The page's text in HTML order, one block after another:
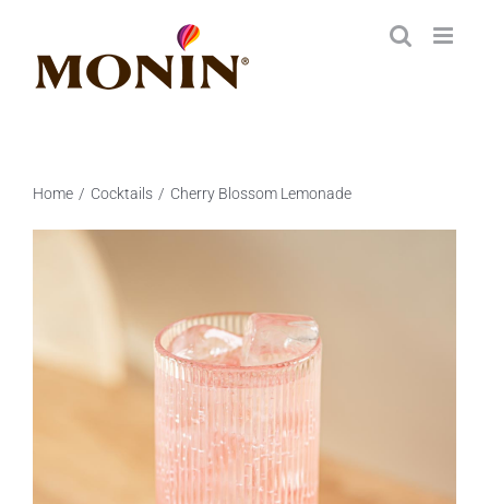
Inhalt
springen
Home Cocktails Cherry Blossom Lemonade